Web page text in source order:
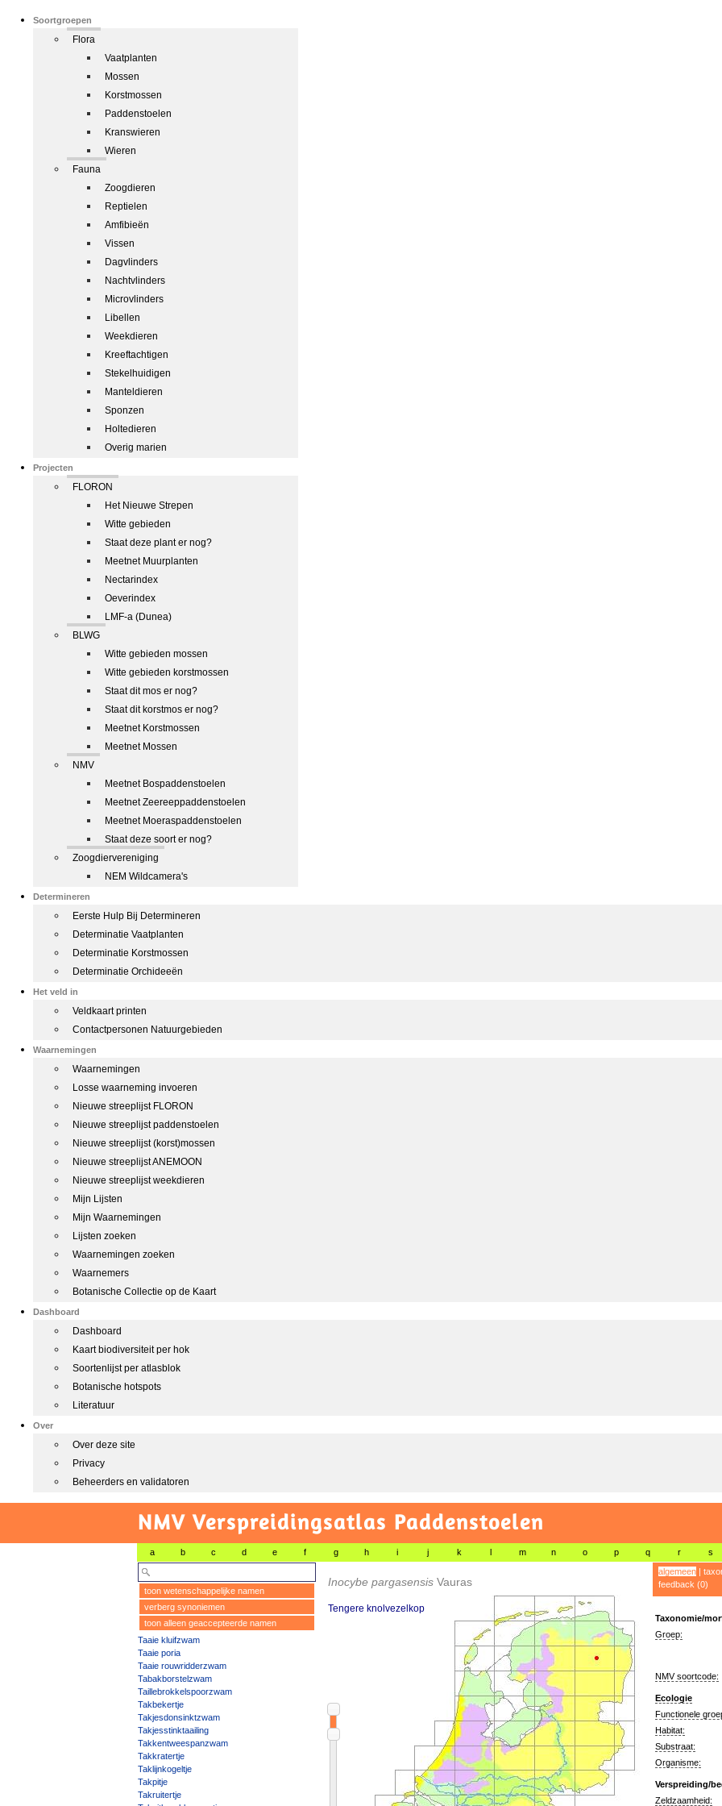
Soortgroepen
Flora
Vaatplanten
Mossen
Korstmossen
Paddenstoelen
Kranswieren
Wieren
Fauna
Zoogdieren
Reptielen
Amfibieën
Vissen
Dagvlinders
Nachtvlinders
Microvlinders
Libellen
Weekdieren
Kreeftachtigen
Stekelhuidigen
Manteldieren
Sponzen
Holtedieren
Overig marien
Projecten
FLORON
Het Nieuwe Strepen
Witte gebieden
Staat deze plant er nog?
Meetnet Muurplanten
Nectarindex
Oeverindex
LMF-a (Dunea)
BLWG
Witte gebieden mossen
Witte gebieden korstmossen
Staat dit mos er nog?
Staat dit korstmos er nog?
Meetnet Korstmossen
Meetnet Mossen
NMV
Meetnet Bospaddenstoelen
Meetnet Zeereeppaddenstoelen
Meetnet Moeraspaddenstoelen
Staat deze soort er nog?
Zoogdiervereniging
NEM Wildcamera's
Determineren
Eerste Hulp Bij Determineren
Determinatie Vaatplanten
Determinatie Korstmossen
Determinatie Orchideeën
Het veld in
Veldkaart printen
Contactpersonen Natuurgebieden
Waarnemingen
Waarnemingen
Losse waarneming invoeren
Nieuwe streeplijst FLORON
Nieuwe streeplijst paddenstoelen
Nieuwe streeplijst (korst)mossen
Nieuwe streeplijst ANEMOON
Nieuwe streeplijst weekdieren
Mijn Lijsten
Mijn Waarnemingen
Lijsten zoeken
Waarnemingen zoeken
Waarnemers
Botanische Collectie op de Kaart
Dashboard
Dashboard
Kaart biodiversiteit per hok
Soortenlijst per atlasblok
Botanische hotspots
Literatuur
Over
Over deze site
Privacy
Beheerders en validatoren
NMV Verspreidingsatlas Paddenstoelen
a b c d e f g h i j k l m n o p q r s
toon wetenschappelijke namen
verberg synoniemen
toon alleen geaccepteerde namen
Taaie kluifzwam
Taaie poria
Taaie rouwridderzwam
Tabakborstelzwam
Taillebrokkelspoorzwam
Takbekertje
Takjesdonsinktzwam
Takjesstinktaailing
Takkentweespanzwam
Takkratertje
Taklijnkogeltje
Takpitje
Takruitertje
Inocybe pargasensis Vauras
Tengere knolvezelkop
algemeen|
feedback (0)
Taxonomie/
Groep:
NMV soortcode:
Ecologie
Functionele
Habitat:
Substraat:
Organisme:
Verspreiding/
Zeldzaamheid: